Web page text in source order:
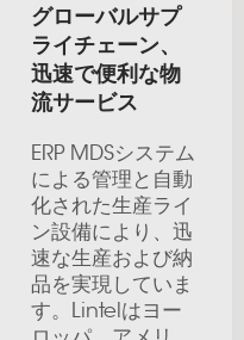
グローバルサプ
ライチェーン、
迅速で便利な物
流サービス
ERP MDSシステム
による管理と自動
化された生産ライ
ン設備により、迅
速な生産および納
品を実現していま
す。Lintelはヨー